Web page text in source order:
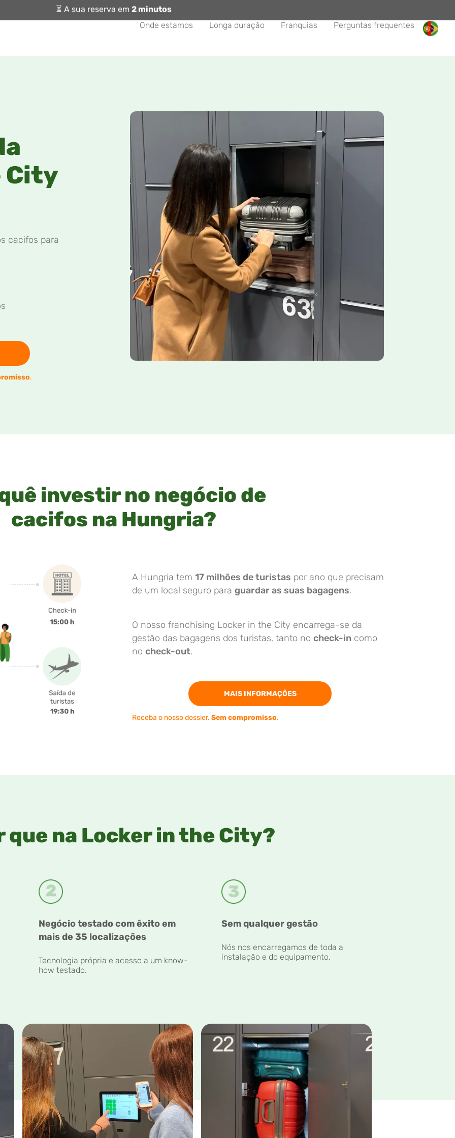
⏳ A sua reserva em 2 minutos
Onde estamos
Longa duração Franquias Perguntas frequentes
City
cacifos para
.
investir no negócio de
cacifos na Hungria?
A Hungria tem 17 milhões de turistas por ano que precisam
de um local seguro para guardar as suas bagagens.
O nosso franchising Locker in the City encarrega-se da
gestão das bagagens dos turistas, tanto no check-in como
no check-out.
MAIS INFORMAÇÕES
Receba o nosso dossier. Sem compromisso.
que na Locker in the City?
Negócio testado com êxito em
mais de 35 localizações
Tecnologia própria e acesso a um know-
how testado.
Sem qualquer gestão
Nós nos encarregamos de toda a
instalação e do equipamento.